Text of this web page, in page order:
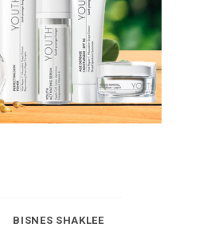
BISNES SHAKLEE